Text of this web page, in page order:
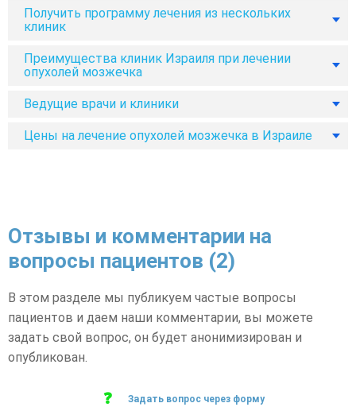
Получить программу лечения из нескольких
клиник
Преимущества клиник Израиля при лечении
опухолей мозжечка
Ведущие врачи и клиники
Цены на лечение опухолей мозжечка в Израиле
Отзывы и комментарии на
вопросы пациентов (2)
В этом разделе мы публикуем частые вопросы
пациентов и даем наши комментарии, вы можете
задать свой вопрос, он будет анонимизирован и
опубликован.
Задать вопрос через форму